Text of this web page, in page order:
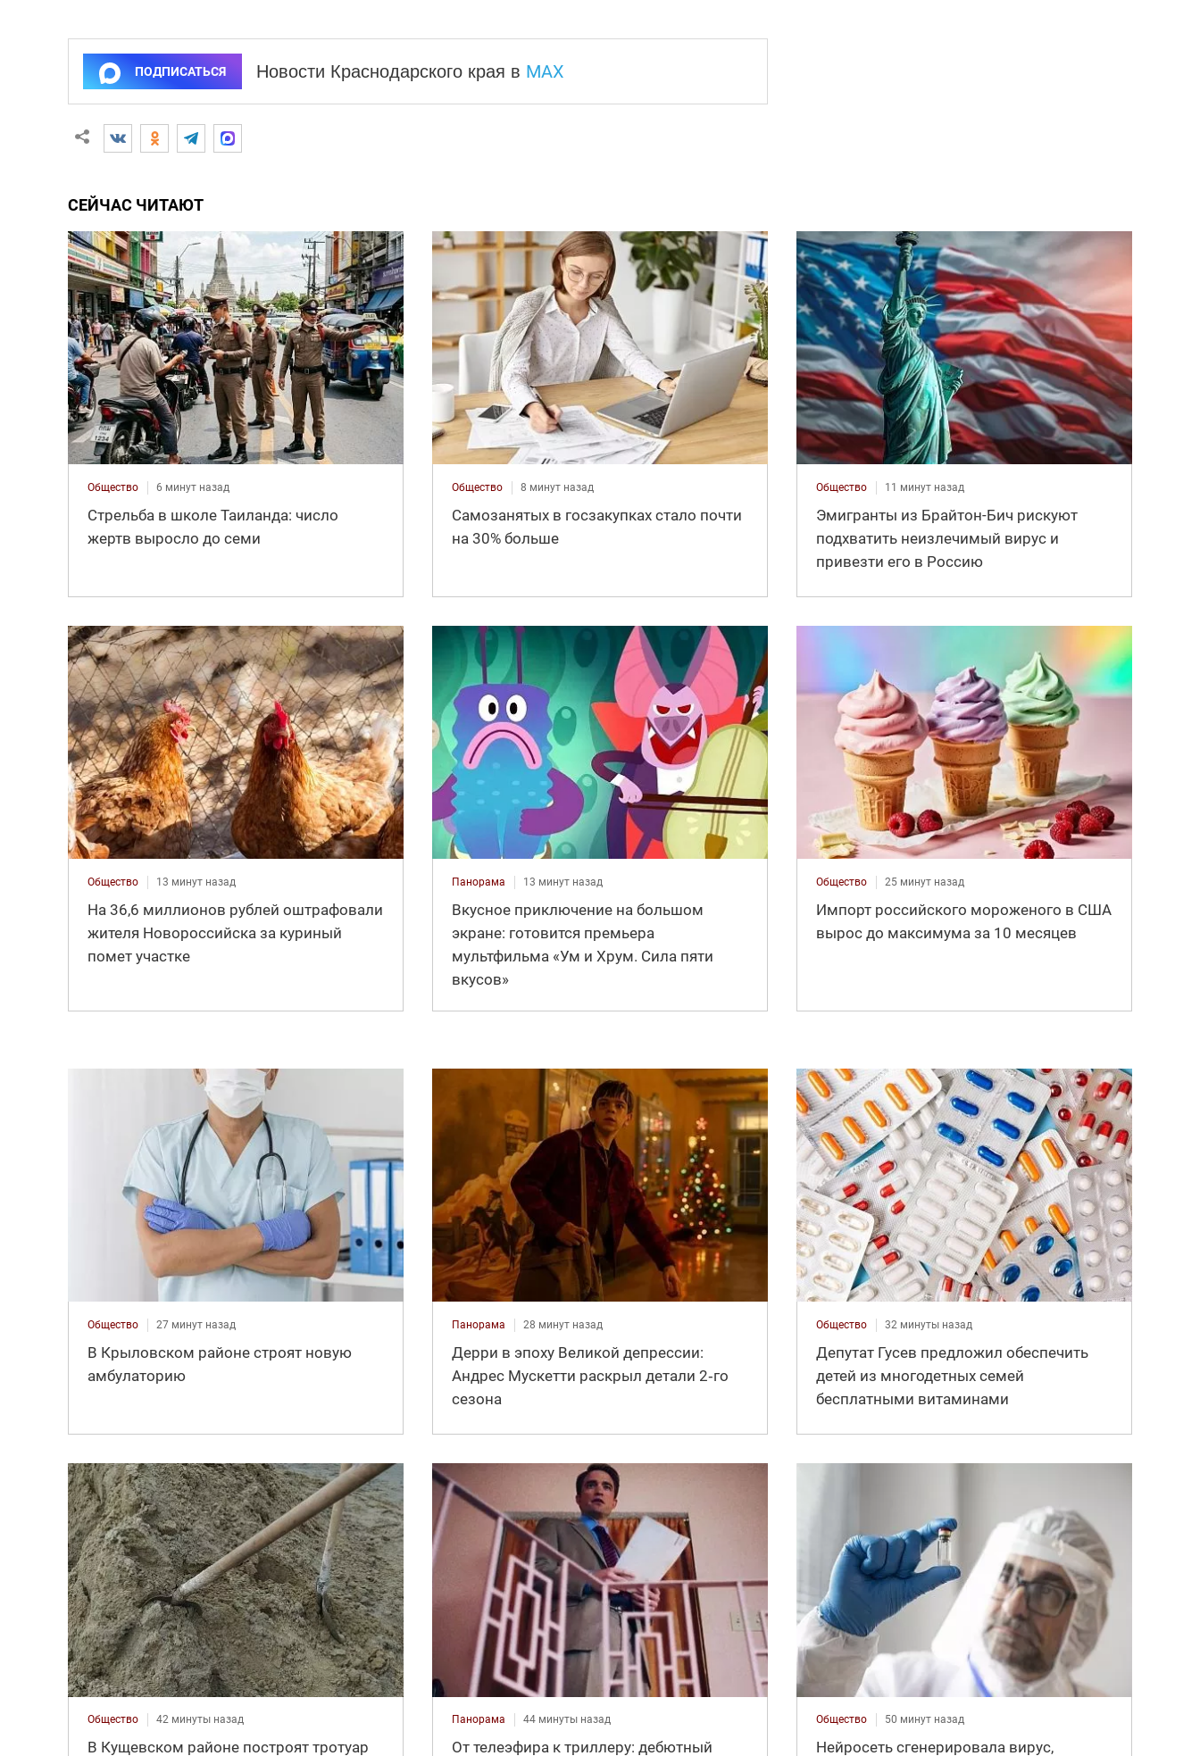
ПОДПИСАТЬСЯ Новости Краснодарского края в MAX
СЕЙЧАС ЧИТАЮТ
Общество 6 минут назад
Стрельба в школе Таиланда: число
жертв выросло до семи
Общество 8 минут назад
Самозанятых в госзакупках стало почти
на 30% больше
Общество 11 минут назад
Эмигранты из Брайтон-Бич рискуют
подхватить неизлечимый вирус и
привезти его в Россию
Общество 13 минут назад
На 36,6 миллионов рублей оштрафовали
жителя Новороссийска за куриный
помет участке
Панорама 13 минут назад
Вкусное приключение на большом
экране: готовится премьера
мультфильма «Ум и Хрум. Сила пяти
вкусов»
Общество 25 минут назад
Импорт российского мороженого в США
вырос до максимума за 10 месяцев
Общество 27 минут назад
В Крыловском районе строят новую
амбулаторию
Панорама 28 минут назад
Дерри в эпоху Великой депрессии:
Андрес Мускетти раскрыл детали 2‑го
сезона
Общество 32 минуты назад
Депутат Гусев предложил обеспечить
детей из многодетных семей
бесплатными витаминами
Общество 42 минуты назад
В Кущевском районе построят тротуар
Панорама 44 минуты назад
От телеэфира к триллеру: дебютный
Общество 50 минут назад
Нейросеть сгенерировала вирус,